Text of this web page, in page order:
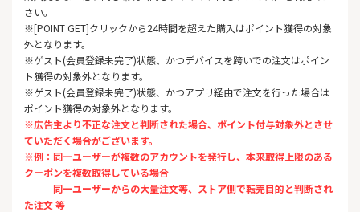
さい。
※[POINT GET]クリックから24時間を超えた購入はポイント獲得の対象
外となります。
※ゲスト(会員登録未完了)状態、かつデバイスを跨いでの注文はポイン
ト獲得の対象外となります。
※ゲスト(会員登録未完了)状態、かつアプリ経由で注文を行った場合は
ポイント獲得の対象外となります。
※広告主より不正な注文と判断された場合、ポイント付与対象外とさせ
ていただく場合がございます。
※例：同一ユーザーが複数のアカウントを発行し、 本来取得上限のある
クーポンを複数取得している場合
同一ユーザーからの大量注文等、 ストア側で転売目的と判断され
た注文 等